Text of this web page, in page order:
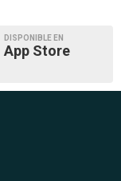
DISPONIBLE EN
App Store